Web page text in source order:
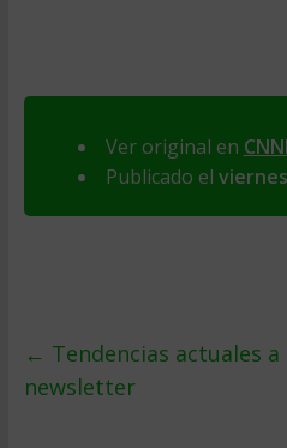
Ver original en
Publicado el
← Tendencias actuales
newsletter